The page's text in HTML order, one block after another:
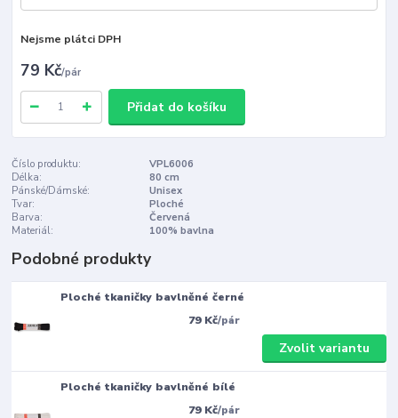
Nejsme plátci DPH
79 Kč/pár
Přidat do košíku
Číslo produktu:
VPL6006
Délka:
80 cm
Pánské/Dámské:
Unisex
Tvar:
Ploché
Barva:
Červená
Materiál:
100% bavlna
Podobné produkty
Ploché tkaničky bavlněné černé
79 Kč/pár
Zvolit variantu
Ploché tkaničky bavlněné bílé
79 Kč/pár